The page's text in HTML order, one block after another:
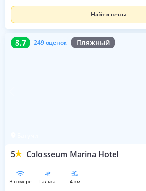
Найти цены
8.7 249 оценок Пляжный
5 Colosseum Marina Hotel
8.7 249 оценок
в номере галька 4 км